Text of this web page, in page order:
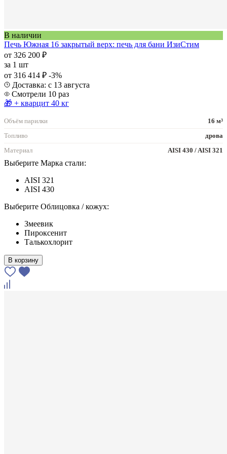
В наличии
Печь Южная 16 закрытый верх: печь для бани ИзиСтим
от 326 200 ₽
за 1 шт
от 316 414 ₽ -3%
Доставка: с 13 августа
Смотрели 10 раз
🎁 + кварцит 40 кг
Объём парилки
16 м³
Топливо
дрова
Материал
AISI 430 / AISI 321
Выберите Марка стали:
AISI 321
AISI 430
Выберите Облицовка / кожух:
Змеевик
Пироксенит
Талькохлорит
В корзину